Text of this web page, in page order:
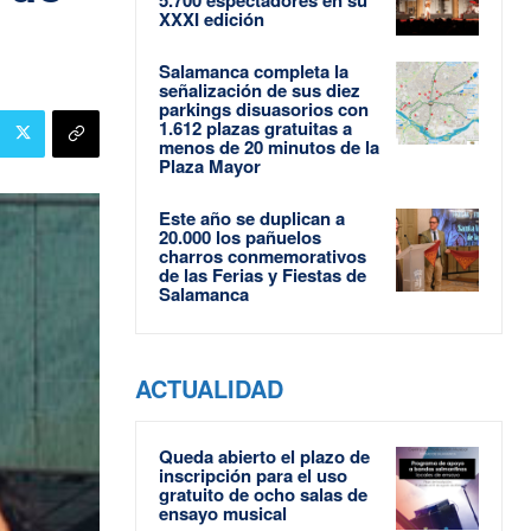
XXXI edición
Salamanca completa la
señalización de sus diez
parkings disuasorios con
1.612 plazas gratuitas a
menos de 20 minutos de la
Plaza Mayor
Este año se duplican a
20.000 los pañuelos
charros conmemorativos
de las Ferias y Fiestas de
Salamanca
ACTUALIDAD
Queda abierto el plazo de
inscripción para el uso
gratuito de ocho salas de
ensayo musical